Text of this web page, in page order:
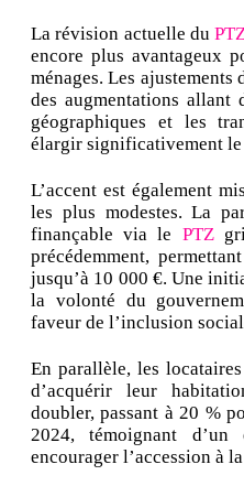
La révision actuelle du
encore plus avantageux
ménages. Les ajustements
des augmentations allant
géographiques et les
élargir significativement
L’accent est également
les plus modestes. La
finançable via le PTZ
précédemment,
jusqu’à 10 000 €. Une
la volonté du
faveur de l’inclusion
En parallèle, les
d’acquérir leur
doubler, passant à 20 %
2024, témoignant d’un
encourager l’accession à